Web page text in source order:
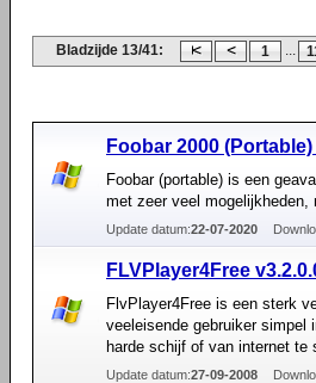
Bladzijde 13/41: 1 ...
Foobar 2000 (Portable)
Foobar (portable) is een
met zeer veel mogelijkheden,
Update datum:22-07-2020
FLVPlayer4Free
FlvPlayer4Free is een sterk
veeleisende gebruiker simpel
harde schijf of van internet te
Update datum:27-09-2008